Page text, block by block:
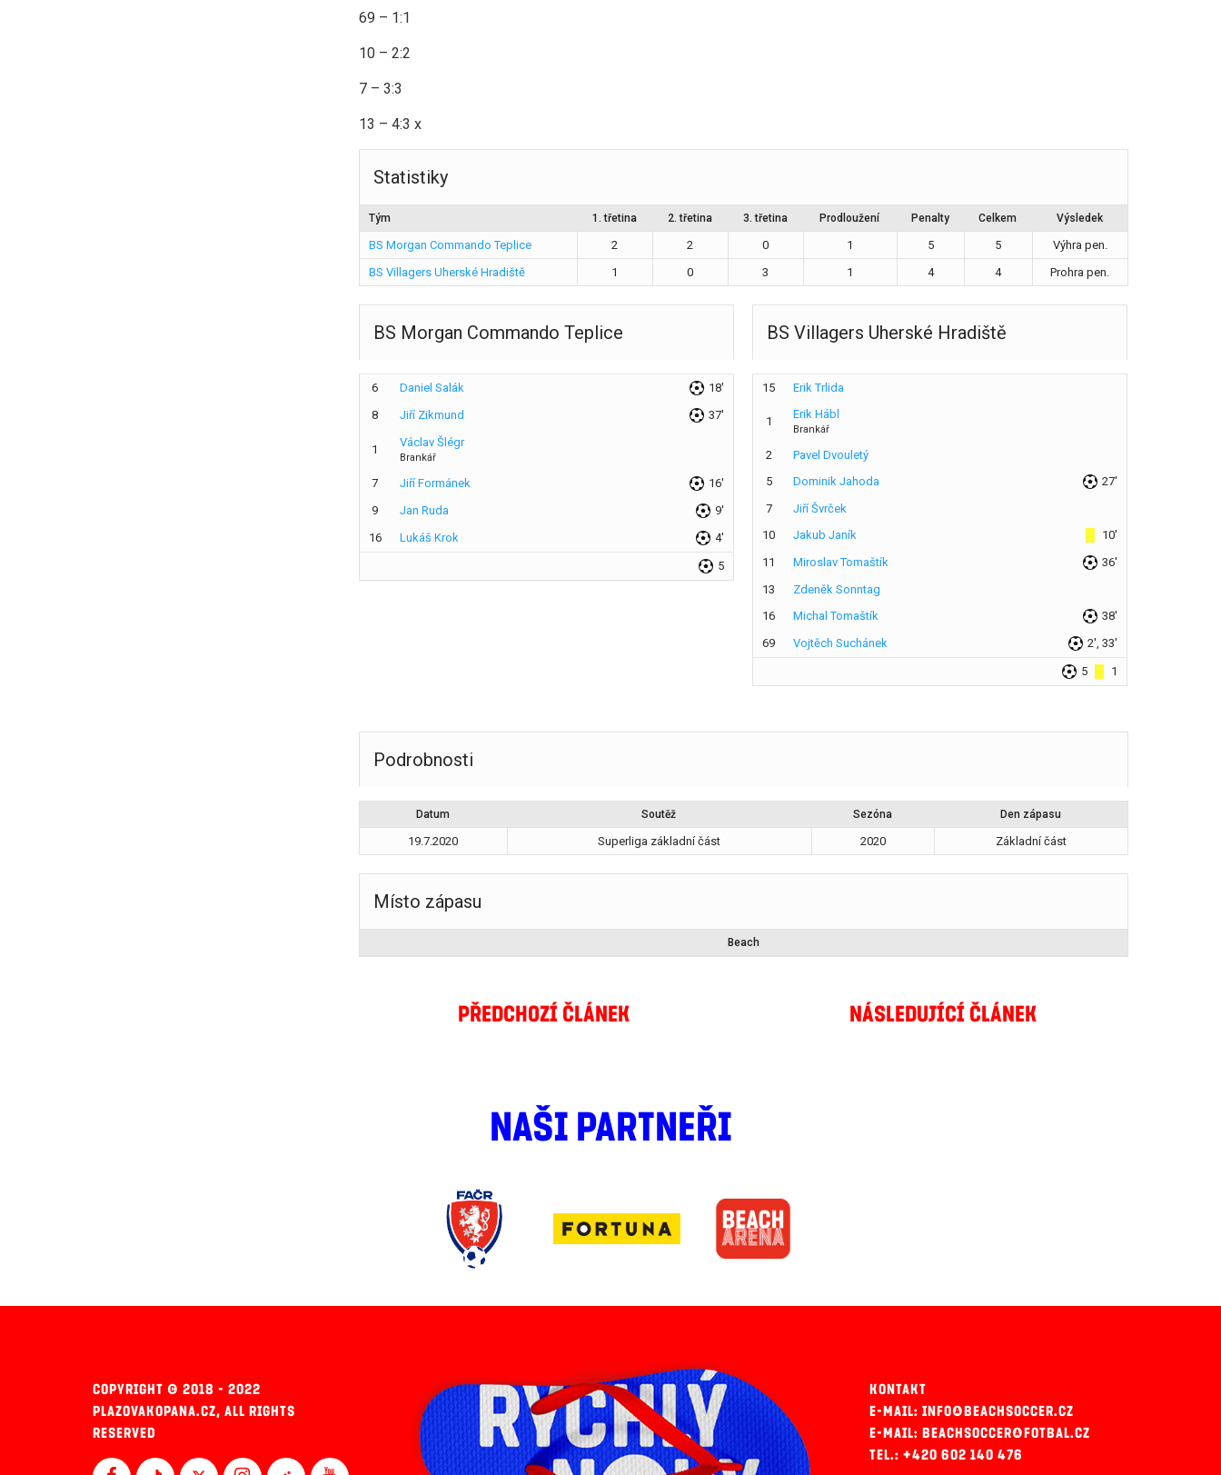
69 – 1:1
10 – 2:2
7 – 3:3
13 – 4:3 x
Statistiky
Tým 1. třetina 2. třetina 3. třetina Prodloužení Penalty Celkem Výsledek
BS Morgan Commando Teplice 2 2 0 1 5 5
Výhra pen.
BS Villagers Uherské Hradiště
1 0 3 1 4 4 Prohra pen.
BS Morgan Commando Teplice
6 Daniel Salák
18'
8
Jiří Zikmund 37'
1
Václav Šlégr
Brankář
7 Jiří Formánek
16'
9
Jan Ruda
9'
16
Lukáš Krok 4'
5
BS Villagers Uherské Hradiště
15 Erik Trlida
1
Erik Hábl
Brankář
2
Pavel Dvouletý
5
Dominik Jahoda
27'
7
Jiří Švrček
10
Jakub Janík
10'
11
Miroslav Tomaštík
36'
13
Zdeněk Sonntag
16
Michal Tomaštík
38'
69
Vojtěch Suchánek 2', 33'
5 1
Podrobnosti
Datum Soutěž Sezóna Den zápasu
19.7.2020 Superliga základní část 2020 Základní část
Místo zápasu
Beach
PŘEDCHOZÍ ČLÁNEK NÁSLEDUJÍCÍ ČLÁNEK
NAŠI PARTNEŘI
COPYRIGHT © 2018 - 2022
PLAZOVAKOPANA.CZ, ALL RIGHTS
RESERVED
KONTAKT
E-MAIL: INFO@BEACHSOCCER.CZ
E-MAIL: BEACHSOCCER@FOTBAL.CZ
TEL.: +420 602 140 476